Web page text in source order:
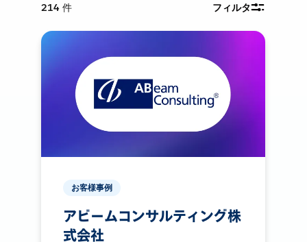
214 件 フィルタ
お客様事例
アビームコンサルティング株
式会社